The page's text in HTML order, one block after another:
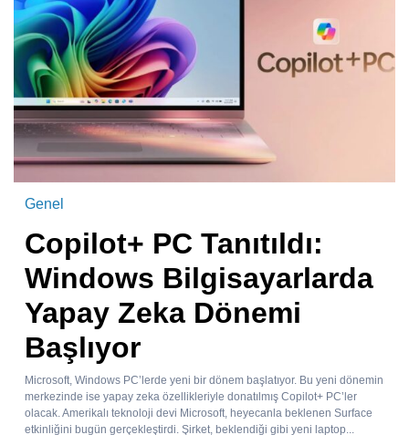
Genel
Copilot+ PC Tanıtıldı:
Windows Bilgisayarlarda
Yapay Zeka Dönemi
Başlıyor
Microsoft, Windows PC’lerde yeni bir dönem başlatıyor. Bu yeni dönemin
merkezinde ise yapay zeka özellikleriyle donatılmış Copilot+ PC’ler
olacak. Amerikalı teknoloji devi Microsoft, heyecanla beklenen Surface
etkinliğini bugün gerçekleştirdi. Şirket, beklendiği gibi yeni laptop...